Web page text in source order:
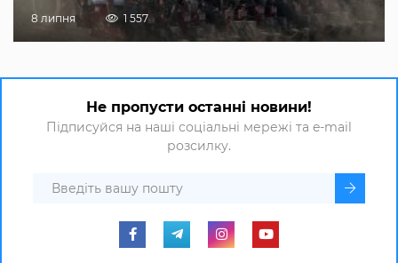
8 липня 1 557
Не пропусти останні новини!
Підписуйся на наші соціальні мережі та e-mail
розсилку.